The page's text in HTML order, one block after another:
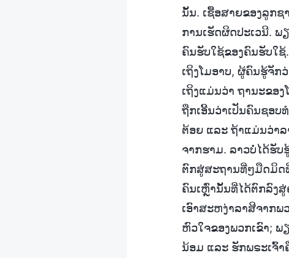
ນັ້ນ. ເຊື້ອສາຍຂອງລູກຊ
ການເຮັດຜິດປະເວນີ. ພ
ຄົນຮັບໃຊ້ຂອງຄົນຮັບໃຊ້
ເຖິງໂມອາບ, ຜູ້ຄົນຮູ້ຈັກ
ເຖິງແມ່ນວ່າ ຖານະຂອ
ຖືກເອີ້ນວ່າເປັນຄົນຊອບ
ຕ້ອຍ ແລະ ຖ້າແມ່ນວ່າ
ຈາກຮາມ. ລາວບໍ່ໄດ້ຮັບ
ຕົກສູ່ສະຖານທີ່ໆມືດມິດ
ຄົນເຫຼົ່ານັ້ນທີ່ໄດ້ຕົກລົງ
ເອົາສະຫງ່າລາສີຈາກພ
ຫົວໃຈຂອງພວກເຂົາ; ພ
ນ້ອມ ແລະ ຮັກພຣະເຈົ້